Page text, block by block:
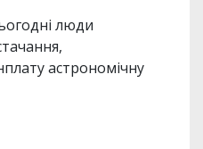
люди
астрономічну